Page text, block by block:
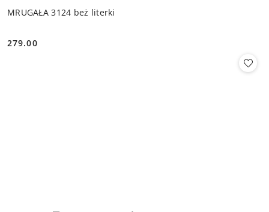
MRUGAŁA 3124 beż literki
Cena:
279.00